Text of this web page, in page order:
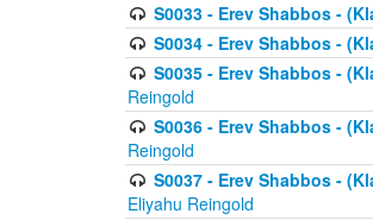
S0033 - Erev Shabbos -
S0034 - Erev Shabbos -
S0035 - Erev Shabbos -
Reingold
S0036 - Erev Shabbos -
Reingold
S0037 - Erev Shabbos -
Eliyahu Reingold